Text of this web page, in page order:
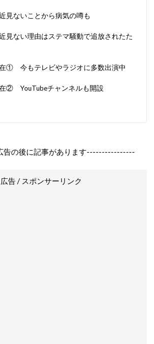
見ないことから病気の噂も
見ない理由はステマ騒動で追放されたた
① 今もテレビやラジオに多数出演中
② YouTubeチャンネルも開設
の後に記事があります----------------
広告 / スポンサーリンク